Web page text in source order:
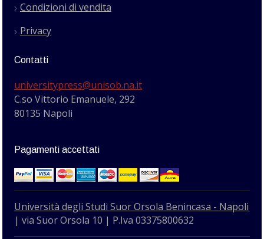
Condizioni di vendita
Privacy
Contatti
universitypress@unisob.na.it
C.so Vittorio Emanuele, 292
80135 Napoli
Pagamenti accettati
Università degli Studi Suor Orsola Benincasa - Napoli
| via Suor Orsola 10 | P.Iva 03375800632